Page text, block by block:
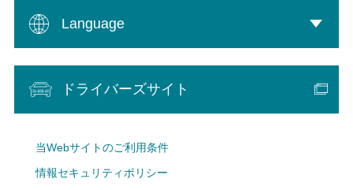
Language
ドライバーズサイト
当Webサイトのご利用条件
情報セキュリティポリシー